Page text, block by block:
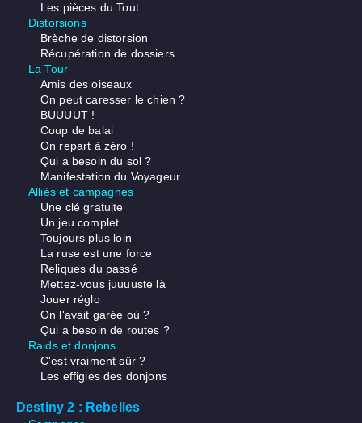
Les pièces du Tout
Distorsions
Brèche de distorsion
Récupération de dossiers
La Tour
Amis des oiseaux
On peut caresser le chien ?
BUUUUT !
Coup de balai
On repart à zéro !
Qui a besoin du sol ?
Manifestation du Voyageur
Alliés et campagnes
Une clé gratuite
Un jeu complet
Toujours plus loin
La ruse est une force
Reliques du passé
Mettez-vous juuuuste là
Jouer réglo
On l'avait garée où ?
Qui a besoin de routes ?
Raids et donjons
C'est vraiment sûr ?
Les effigies des donjons
Destiny 2 : Rebelles